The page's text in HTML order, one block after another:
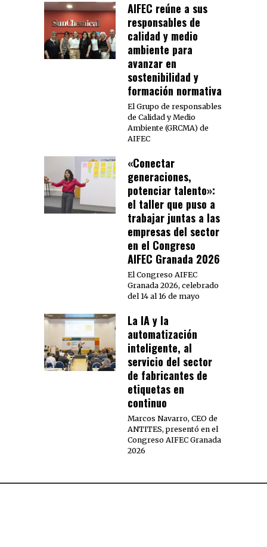
AIFEC reúne a sus
responsables de
calidad y medio
ambiente para
avanzar en
sostenibilidad y
formación normativa
El Grupo de responsables
de Calidad y Medio
Ambiente (GRCMA) de
AIFEC
«Conectar
generaciones,
potenciar talento»:
el taller que puso a
trabajar juntas a las
empresas del sector
en el Congreso
AIFEC Granada 2026
El Congreso AIFEC
Granada 2026, celebrado
del 14 al 16 de mayo
La IA y la
automatización
inteligente, al
servicio del sector
de fabricantes de
etiquetas en
continuo
Marcos Navarro, CEO de
ANTITES, presentó en el
Congreso AIFEC Granada
2026